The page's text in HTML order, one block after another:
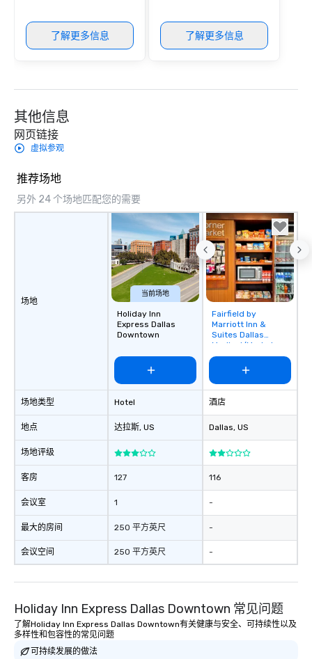
了解更多信息 了解更多信息
其他信息
网页链接
虚拟参观
推荐场地
另外 24 个场地匹配您的需要
场地
场地类型
地点
场地评级
客房
会议室
最大的房间
会议空间
当前场地
Holiday Inn
Express Dallas
Downtown
Hotel
达拉斯, US
127
1
250 平方英尺
250 平方英尺
Removed from
favorites
Fairfield by
Marriott Inn &
Suites Dallas
Medical/Market
Center
酒店
Dallas, US
116
-
-
-
Holiday Inn Express Dallas Downtown 常见问题
了解Holiday Inn Express Dallas Downtown有关健康与安全、可持续性以及
多样性和包容性的常见问题
可持续发展的做法